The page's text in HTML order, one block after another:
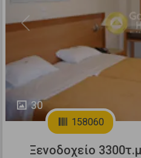
30
Previous
158060
Ξενοδοχείο